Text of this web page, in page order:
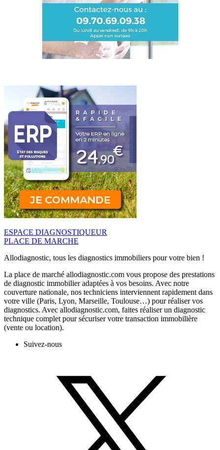
ESPACE DIAGNOSTIQUEUR
PLACE DE MARCHE
Allodiagnostic, tous les diagnostics immobiliers pour votre bien !
La place de marché allodiagnostic.com vous propose des prestations
de diagnostic immobilier adaptées à vos besoins. Avec notre
couverture nationale, nos techniciens interviennent rapidement dans
votre ville (Paris, Lyon, Marseille, Toulouse…) pour réaliser vos
diagnostics. Avec allodiagnostic.com, faites réaliser un diagnostic
technique complet pour sécuriser votre transaction immobilière
(vente ou location).
Suivez-nous